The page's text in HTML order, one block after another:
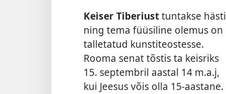
Keiser Tiberiusttuntakse hästi
ning tema füüsiline olemus on
talletatud kunstiteostesse.
Rooma senat tõstis ta keisriks
15. septembril aastal 14 m.a.j,
kui Jeesus võis olla 15-aastane.